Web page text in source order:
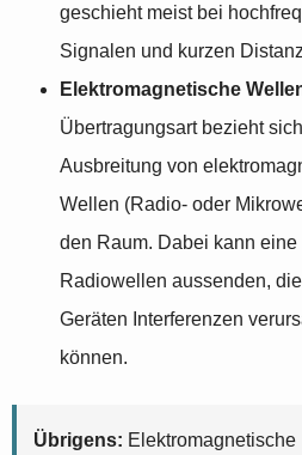
geschieht meist bei
Signalen und kurzen
Elektromagnetische
Übertragungsart bezieht
Ausbreitung von
Wellen (Radio- oder
den Raum. Dabei kann
Radiowellen aussenden,
Geräten Interferenzen
können.
Übrigens: Elektromagnetische